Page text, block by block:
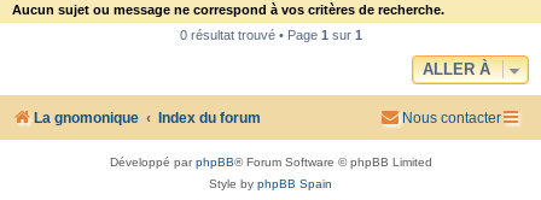
h
Aucun sujet ou message ne correspond à vos critères de recherche.
0 résultat trouvé • Page 1sur 1
ALLER À
La gnomonique Index du forum Nous contacter
Développé parphpBB® Forum Software © phpBB Limited
Style by phpBB Spain